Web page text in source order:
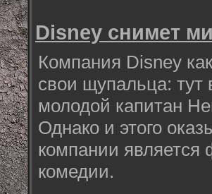
Disney снимет
Компания Disney
свои щупальца:
молодой капитан
Однако и этого
компании
комедии.